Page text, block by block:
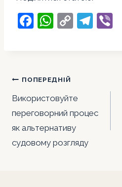
F
b
o
o
k
W
A
p
p
C
n
k
T
Навігація
записів
ПОПЕРЕДНІЙ
Використовуйте
переговорний процес
як альтернативу
судовому розгляду